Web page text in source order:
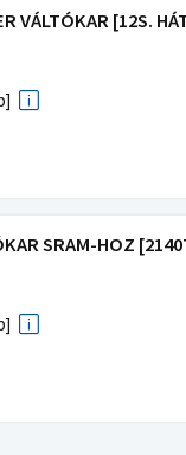
VÁLTÓKAR [12S.
SRAM-HOZ